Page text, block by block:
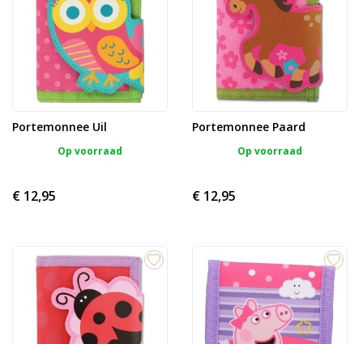
Portemonnee Uil
Op voorraad
€ 12,95
Portemonnee Paard
Op voorraad
€ 12,95